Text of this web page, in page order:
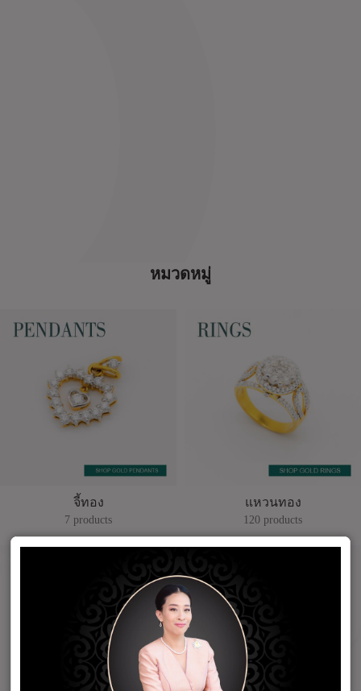
หมวดหมู่
จี้ทอง
7 products
แหวนทอง
120 products